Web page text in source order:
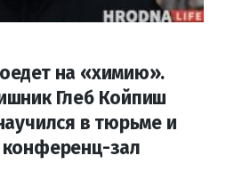
на «химию».
Глеб Койпиш
в тюрьме и
зал